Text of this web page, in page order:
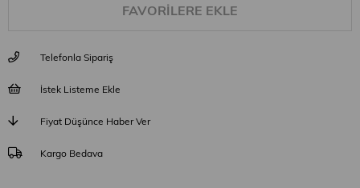
FAVORILERE EKLE
Telefonla Sipariş
İstek Listeme Ekle
Fiyat Düşünce Haber Ver
Kargo Bedava